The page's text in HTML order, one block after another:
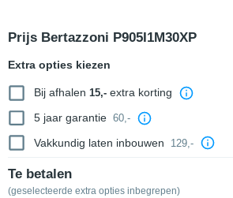
Prijs Bertazzoni P905I1M30XP
Extra opties kiezen
Bij afhalen 15,-extra korting
5 jaar garantie 60,-
Vakkundig laten inbouwen 129,-
Te betalen
(geselecteerde extra opties inbegrepen)